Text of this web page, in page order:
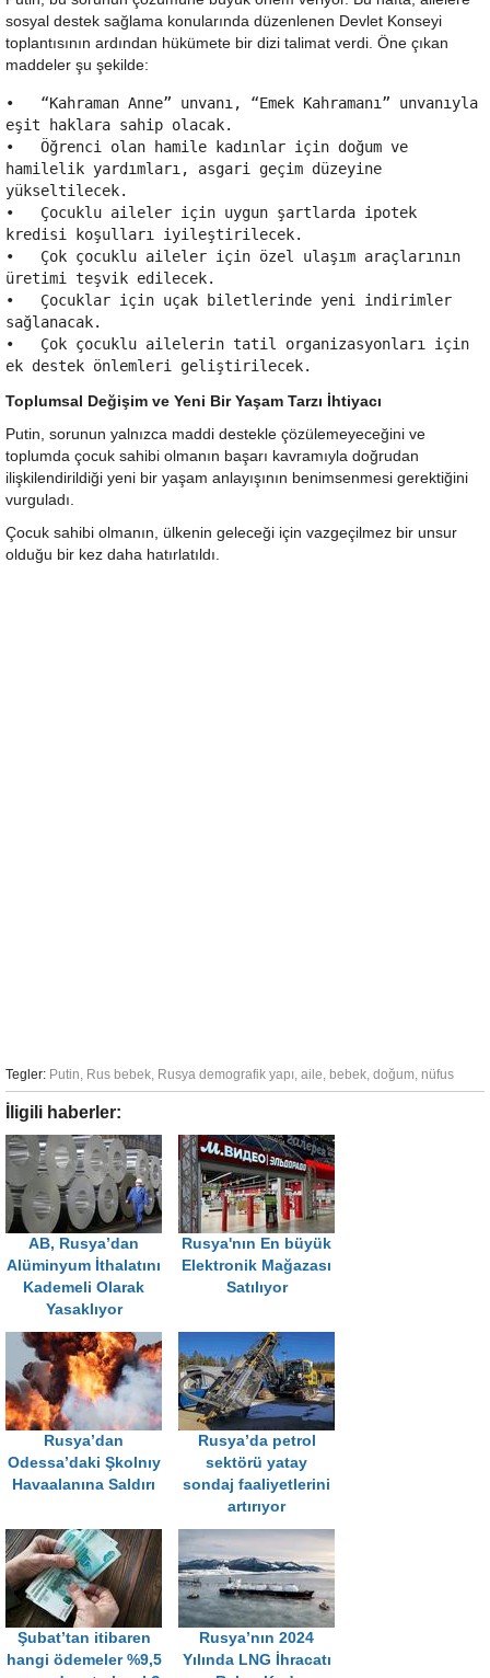
sosyal destek sağlama konularında düzenlenen Devlet Konseyi
toplantısının ardından hükümete bir dizi talimat verdi. Öne çıkan
maddeler şu şekilde:
•   “Kahraman Anne” unvanı, “Emek Kahramanı” unvanıyla
eşit haklara sahip olacak.
•   Öğrenci olan hamile kadınlar için doğum ve
hamilelik yardımları, asgari geçim düzeyine
yükseltilecek.
•   Çocuklu aileler için uygun şartlarda ipotek
kredisi koşulları iyileştirilecek.
•   Çok çocuklu aileler için özel ulaşım araçlarının
üretimi teşvik edilecek.
•   Çocuklar için uçak biletlerinde yeni indirimler
sağlanacak.
•   Çok çocuklu ailelerin tatil organizasyonları için
Toplumsal Değişim ve Yeni Bir Yaşam Tarzı İhtiyacı
Putin, sorunun yalnızca maddi destekle çözülemeyeceğini ve
toplumda çocuk sahibi olmanın başarı kavramıyla doğrudan
ilişkilendirildiği yeni bir yaşam anlayışının benimsenmesi gerektiğini
vurguladı.
Çocuk sahibi olmanın, ülkenin geleceği için vazgeçilmez bir unsur
olduğu bir kez daha hatırlatıldı.
Tegler: Putin, Rus bebek, Rusya demografik yapı, aile, bebek, doğum, nüfus
İligili haberler:
AB, Rusya’dan
Alüminyum İthalatını
Kademeli Olarak
Yasaklıyor
Rusya'nın En büyük
Elektronik Mağazası
Satılıyor
Rusya’dan
Odessa’daki Şkolnıy
Havaalanına Saldırı
Rusya’da petrol
sektörü yatay
sondaj faaliyetlerini
artırıyor
Şubat’tan itibaren
hangi ödemeler %9,5
Rusya’nın 2024
Yılında LNG İhracatı